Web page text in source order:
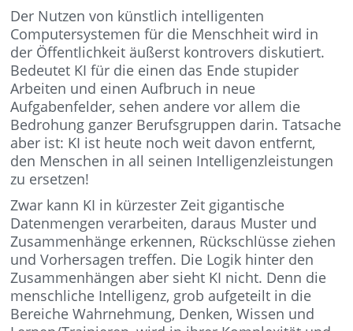
Der Nutzen von künstlich intelligenten
Computersystemen für die Menschheit wird in
der Öffentlichkeit äußerst kontrovers diskutiert.
Bedeutet KI für die einen das Ende stupider
Arbeiten und einen Aufbruch in neue
Aufgabenfelder, sehen andere vor allem die
Bedrohung ganzer Berufsgruppen darin. Tatsache
aber ist: KI ist heute noch weit davon entfernt,
den Menschen in all seinen Intelligenzleistungen
zu ersetzen!
Zwar kann KI in kürzester Zeit gigantische
Datenmengen verarbeiten, daraus Muster und
Zusammenhänge erkennen, Rückschlüsse ziehen
und Vorhersagen treffen. Die Logik hinter den
Zusammenhängen aber sieht KI nicht. Denn die
menschliche Intelligenz, grob aufgeteilt in die
Bereiche Wahrnehmung, Denken, Wissen und